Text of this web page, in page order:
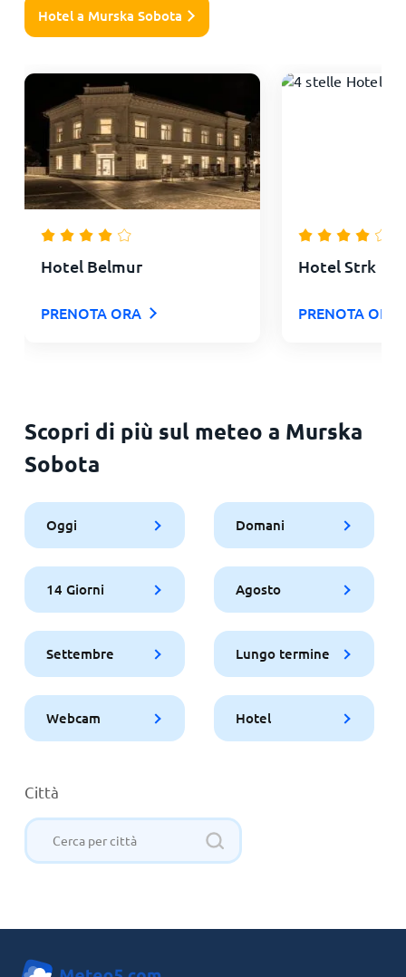
Hotel a Murska Sobota
Hotel Belmur
PRENOTA ORA
Hotel Strk
PRENOTA ORA
Scopri di più sul meteo a Murska
Sobota
Oggi Domani
14 Giorni Agosto
Settembre Lungo termine
Webcam Hotel
Città